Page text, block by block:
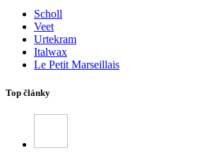
Scholl
Veet
Urtekram
Italwax
Le Petit Marseillais
Top články